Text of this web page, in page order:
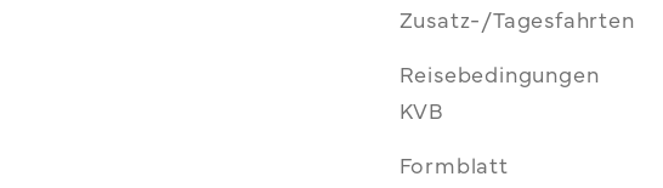
Zusatz-/Tagesfahrten
Reisebedingungen
KVB
Formblatt